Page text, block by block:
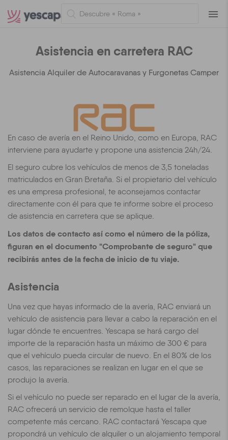
Asistencia en carretera RAC
Asistencia Alquiler de Autocaravanas y Furgonetas Camper
En caso de avería en el Reino Unido, como en Europa, RAC
interviene para ayudarte y propone una asistencia 24h/24.
El seguro cubre los vehículos de menos de 3,5 toneladas
matriculados en Gran Bretaña. Si el propietario del vehículo
es una empresa profesional, te aconsejamos contactar
directamente con él para que te informe sobre el proceso
de asistencia en carretera que se aplique.
Los datos de contacto así como el número de la póliza,
figuran en el documento "Comprobante de seguro" que
recibirás antes de la fecha de inicio de tu viaje.
Asistencia
Una vez que hayas informado de la avería, RAC enviará un
vehículo de asistencia para llevar a cabo la reparación en el
lugar dónde te encuentres. Yescapa se hará cargo del
importe de la reparación hasta un máximo de 300 € para
que el vehículo pueda circular de nuevo. En el 80% de los
casos, las reparaciones se realizan en lugar en el que se
produjo la avería.
Si el vehículo no puede ser reparado en el lugar de la avería,
RAC ofrecerá un servicio de remolque hasta el taller
competente más cercano. RAC contactará Yescapa que
propondrá un vehículo de alquiler o un alojamiento temporal